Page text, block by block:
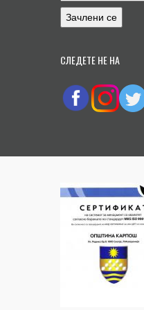
СЛЕДЕТЕ НЕ НА